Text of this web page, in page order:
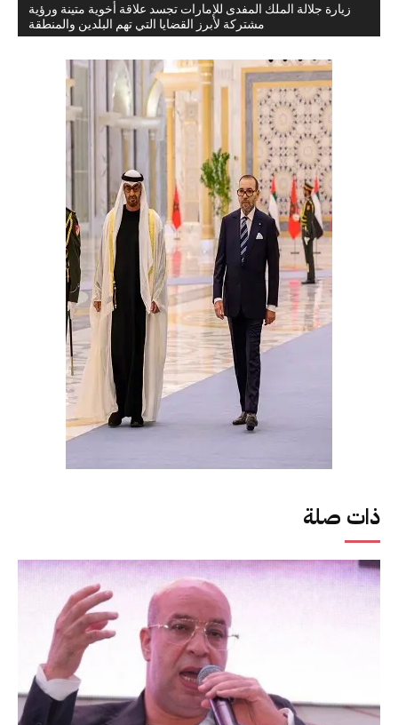
زيارة جلالة الملك المفدى للإمارات تجسد علاقة أخوية متينة ورؤية
مشتركة لأبرز القضايا التي تهم البلدين والمنطقة
ذات صلة